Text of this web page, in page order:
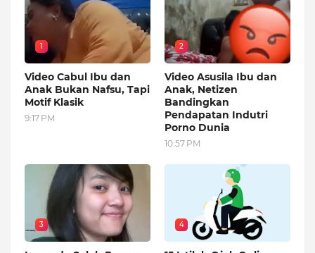
1
Video Cabul Ibu dan
Anak Bukan Nafsu, Tapi
Motif Klasik
9:17 PM
2
Video Asusila Ibu dan
Anak, Netizen
Bandingkan
Pendapatan Indutri
Porno Dunia
10:57 PM
3 4